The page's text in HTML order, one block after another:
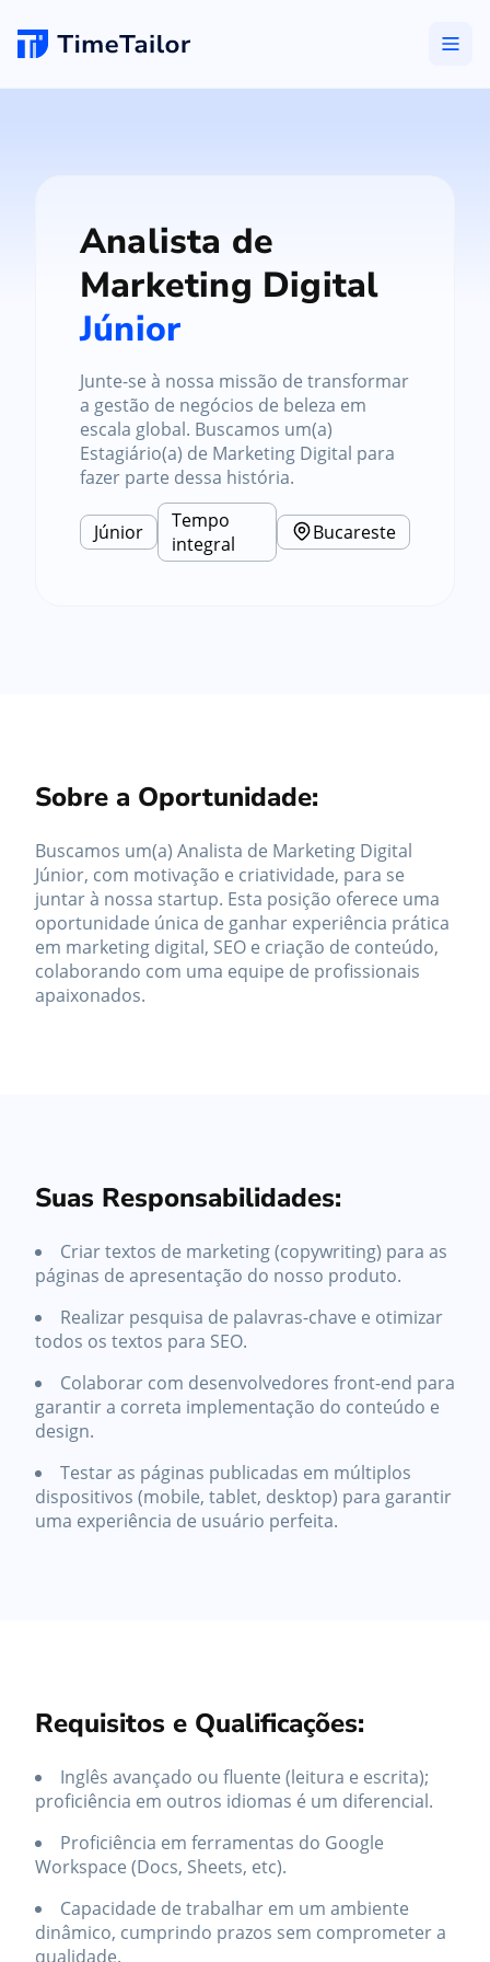
Analista de
Marketing Digital
Júnior
Junte-se à nossa missão de transformar
a gestão de negócios de beleza em
escala global. Buscamos um(a)
Estagiário(a) de Marketing Digital para
fazer parte dessa história.
Júnior
Tempo
integral
Bucareste
Sobre a Oportunidade:
Buscamos um(a) Analista de Marketing Digital
Júnior, com motivação e criatividade, para se
juntar à nossa startup. Esta posição oferece uma
oportunidade única de ganhar experiência prática
em marketing digital, SEO e criação de conteúdo,
colaborando com uma equipe de profissionais
apaixonados.
Suas Responsabilidades:
Criar textos de marketing (copywriting) para as
páginas de apresentação do nosso produto.
Realizar pesquisa de palavras-chave e otimizar
todos os textos para SEO.
Colaborar com desenvolvedores front-end para
garantir a correta implementação do conteúdo e
design.
Testar as páginas publicadas em múltiplos
dispositivos (mobile, tablet, desktop) para garantir
uma experiência de usuário perfeita.
Requisitos e Qualificações:
Inglês avançado ou fluente (leitura e escrita);
proficiência em outros idiomas é um diferencial.
Proficiência em ferramentas do Google
Workspace (Docs, Sheets, etc).
Capacidade de trabalhar em um ambiente
dinâmico, cumprindo prazos sem comprometer a
qualidade.